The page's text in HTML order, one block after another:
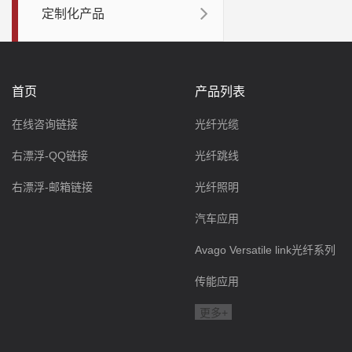
定制化产品
首页
在线咨询链接
右漂浮-QQ链接
右漂浮-邮箱链接
产品列表
光纤光缆
光纤跳线
光纤照明
汽车应用
Avago Versatile link光纤系列
传能应用
更多+